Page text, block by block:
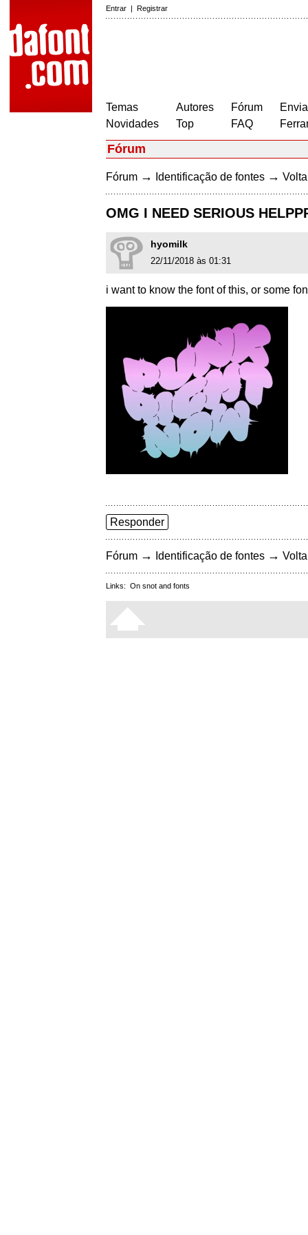
Entrar | Registrar
Temas
Novidades
Autores
Top
Fórum
FAQ
Fórum
Fórum → Identificação de fontes →
OMG I NEED SERIOUS
hyomilk
22/11/2018 às 01:31
i want to know the font of this, or some
Responder
Fórum → Identificação de fontes →
Links: On snot and fonts